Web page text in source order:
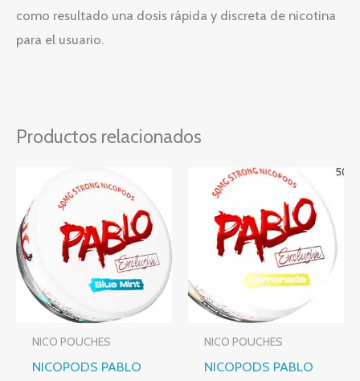
como resultado una dosis rápida y discreta de nicotina
para el usuario.
Productos relacionados
NICO POUCHES
NICOPODS PABLO
NICO POUCHES
NICOPODS PABLO